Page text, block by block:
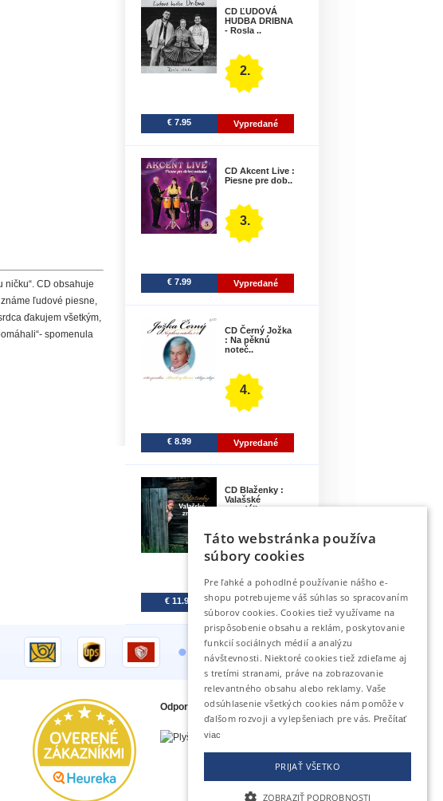
ničku“. CD obsahuje
ľudové piesne,
ďakujem všetkým,
spomenula
CD ĽUDOVÁ
HUDBA DRIBNA
- Rosla ..
2.
€ 7.95 Vypredané
CD Akcent Live :
Piesne pre dob..
3.
€ 7.99 Vypredané
CD Černý Jožka
: Na pěknú
noteč..
4.
€ 8.99 Vypredané
CD Blaženky :
Valašské
zrcadélk..
€ 11.99 Vypredané
•
Odporúčame tiež
Táto webstránka používa
súbory cookies
Pre ľahké a pohodlné používanie nášho e-
shopu potrebujeme váš súhlas so spracovaním
súborov cookies. Cookies tiež využívame na
prispôsobenie obsahu a reklám, poskytovanie
funkcií sociálnych médií a analýzu
návštevnosti. Niektoré cookies tiež zdieľame aj
s tretími stranami, práve na zobrazovanie
relevantného obsahu alebo reklamy. Vaše
odsúhlasenie všetkých cookies nám pomôže v
ďalšom rozvoji a vylepšeniach pre vás. Prečítať
viac
PRIJAŤ VŠETKO
ZOBRAZIŤ PODROBNOSTI